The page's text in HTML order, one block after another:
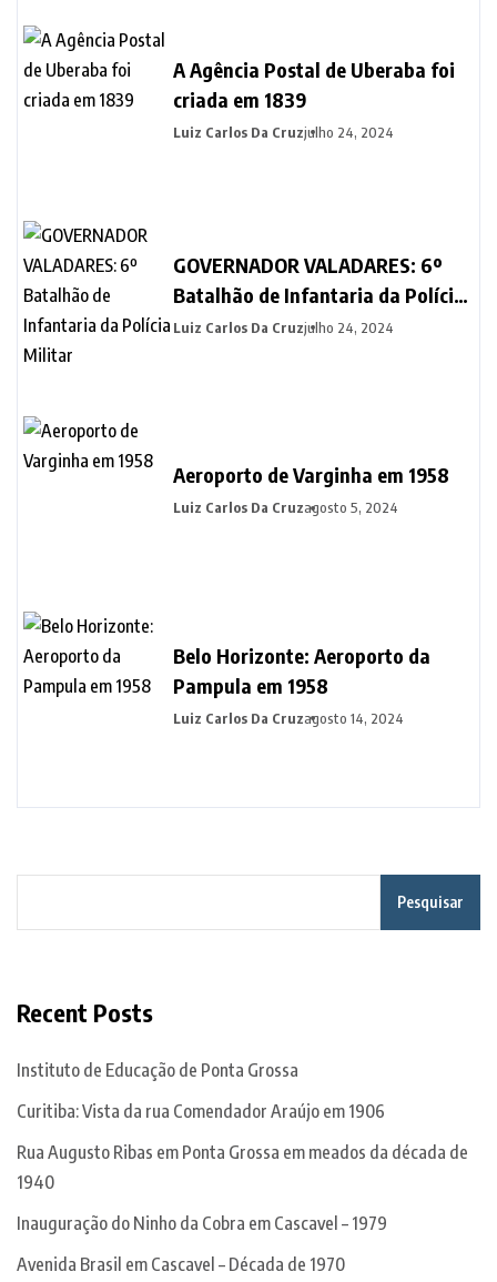
A Agência Postal de Uberaba foi
criada em 1839
Luiz Carlos Da Cruzjulho 24, 2024
GOVERNADOR VALADARES: 6º
Batalhão de Infantaria da Polícia
Militar
Luiz Carlos Da Cruzjulho 24, 2024
Aeroporto de Varginha em 1958
Luiz Carlos Da Cruzagosto 5, 2024
Belo Horizonte: Aeroporto da
Pampula em 1958
Luiz Carlos Da Cruzagosto 14, 2024
Pesquisar
Recent Posts
Instituto de Educação de Ponta Grossa
Curitiba: Vista da rua Comendador Araújo em 1906
Rua Augusto Ribas em Ponta Grossa em meados da década de
1940
Inauguração do Ninho da Cobra em Cascavel – 1979
Avenida Brasil em Cascavel – Década de 1970